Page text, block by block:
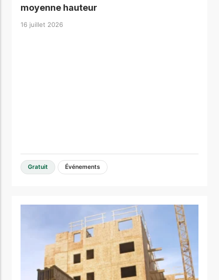
moyenne hauteur
16 juillet 2026
Gratuit Événements